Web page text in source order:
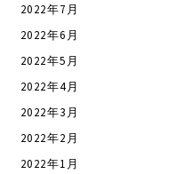
2022年7月
2022年6月
2022年5月
2022年4月
2022年3月
2022年2月
2022年1月